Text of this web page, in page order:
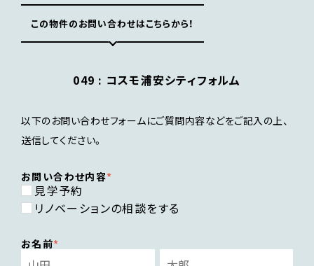
この物件のお問い合わせはこちらから！
049 : コスモ浦安シティフォルム
以下のお問い合わせフォームにご質問内容などをご記入の上、
送信してください。
お問い合わせ内容
見学予約
リノベーションの相談をする
お名前